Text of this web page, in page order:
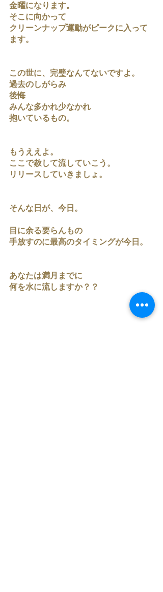
金曜になります。
そこに向かって
クリーンナップ運動がピークに入って
ます。
この世に、完璧なんてないですよ。
過去のしがらみ
後悔
みんな多かれ少なかれ
抱いているもの。
もうええよ。
ここで赦して流していこう。
リリースしていきましょ。
そんな日が、今日。
目に余る要らんもの
手放すのに最高のタイミングが今日。
あなたは満月までに
何を水に流しますか？？